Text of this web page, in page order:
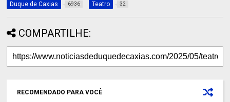
Duque de Caxias 6936 Teatro 32
COMPARTILHE:
RECOMENDADO PARA VOCÊ